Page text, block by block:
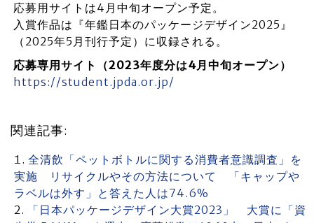
応募用サイトは4月中旬オープン予定。
入賞作品は『年鑑日本のパッケージデザイン2025』
（2025年5月刊行予定）に収録される。
応募専用サイト（2023年度分は4月中旬オープン）
https://student.jpda.or.jp/
関連記事:
全清飲「ペットボトルに関する消費者意識調査」を
実施 リサイクルやその方法について 「キャップや
ラベルは外す」と答えた人は74.6%
「日本パッケージデザイン大賞2023」 大賞に「資